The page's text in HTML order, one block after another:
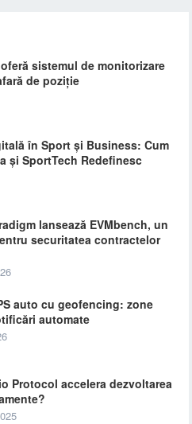
sistemul de monitorizare
de poziție
în Sport și Business: Cum
și SportTech Redefinesc
lansează EVMbench, un
securitatea contractelor
auto cu geofencing: zone
automate
Protocol accelera dezvoltarea